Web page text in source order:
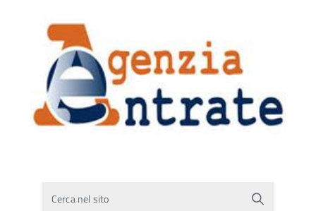
Cerca nel sito